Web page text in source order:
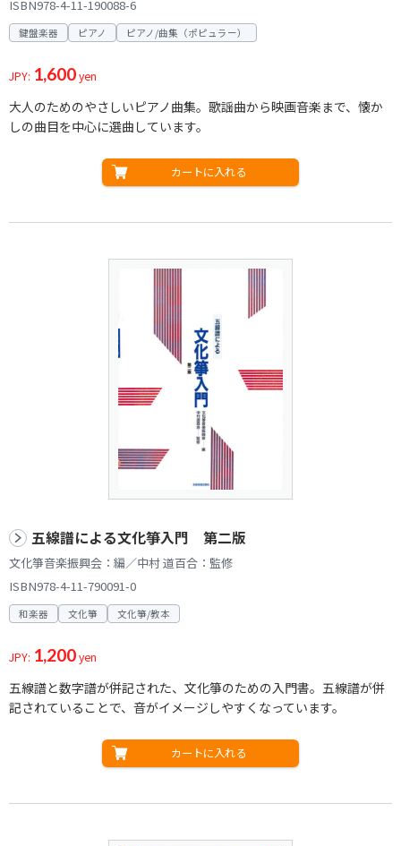
ISBN978-4-11-190088-6
鍵盤楽器 ピアノ ピアノ/曲集（ポピュラー）
JPY: 1,600yen
大人のためのやさしいピアノ曲集。歌謡曲から映画音楽まで、懐か
しの曲目を中心に選曲しています。
カートに入れる
五線譜による文化箏入門 第二版
文化箏音楽振興会：編／中村 道百合：監修
ISBN978-4-11-790091-0
和楽器 文化箏 文化箏/教本
JPY: 1,200yen
五線譜と数字譜が併記された、文化箏のための入門書。五線譜が併
記されていることで、音がイメージしやすくなっています。
カートに入れる